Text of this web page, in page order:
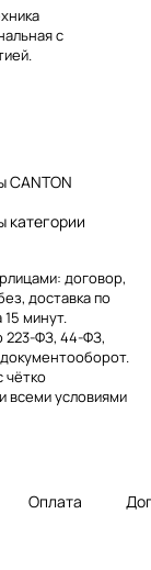
с
CANTON
категории
договор,
доставка по
минут.
223-ФЗ, 44-ФЗ,
чётко
всеми условиями
Оплата